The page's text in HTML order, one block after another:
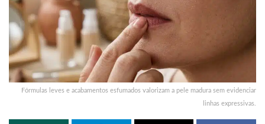
Fórmulas leves e acabamentos esfumados valorizam a pele madura sem evidenciar
linhas expressivas.